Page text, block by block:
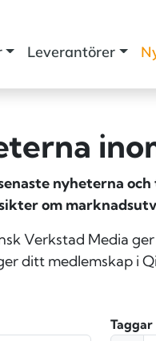
Leverantörer
nyheterna
om
Verkstad Media
ditt medlemskap i
Taggar